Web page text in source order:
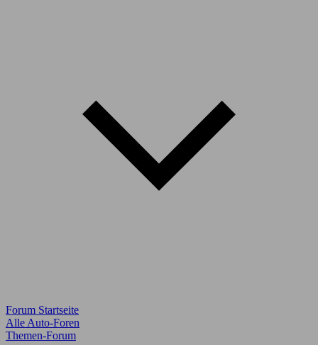
Forum Startseite
Alle Auto-Foren
Themen-Forum